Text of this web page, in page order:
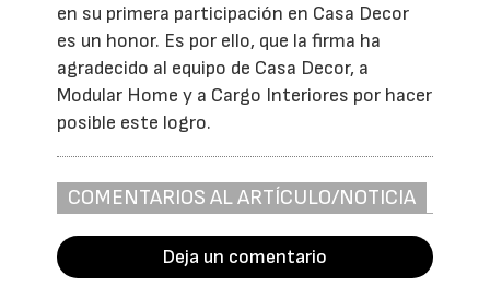
en su primera participación en Casa Decor
es un honor. Es por ello, que la firma ha
agradecido al equipo de Casa Decor, a
Modular Home y a Cargo Interiores por hacer
posible este logro.
COMENTARIOS AL ARTÍCULO/NOTICIA
Deja un comentario